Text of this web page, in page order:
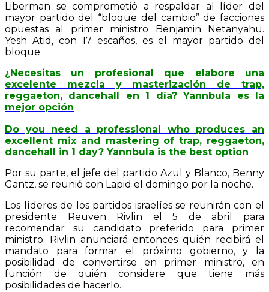
Liberman se comprometió a respaldar al líder del
mayor partido del “bloque del cambio” de facciones
opuestas al primer ministro Benjamin Netanyahu.
Yesh Atid, con 17 escaños, es el mayor partido del
bloque.
¿Necesitas un profesional que elabore una
excelente mezcla y masterización de trap,
reggaeton, dancehall en 1 día? Yannbula es la
mejor opción
Do you need a professional who produces an
excellent mix and mastering of trap, reggaeton,
dancehall in 1 day? Yannbula is the best option
Por su parte, el jefe del partido Azul y Blanco, Benny
Gantz, se reunió con Lapid el domingo por la noche.
Los líderes de los partidos israelíes se reunirán con el
presidente Reuven Rivlin el 5 de abril para
recomendar su candidato preferido para primer
ministro. Rivlin anunciará entonces quién recibirá el
mandato para formar el próximo gobierno, y la
posibilidad de convertirse en primer ministro, en
función de quién considere que tiene más
posibilidades de hacerlo.